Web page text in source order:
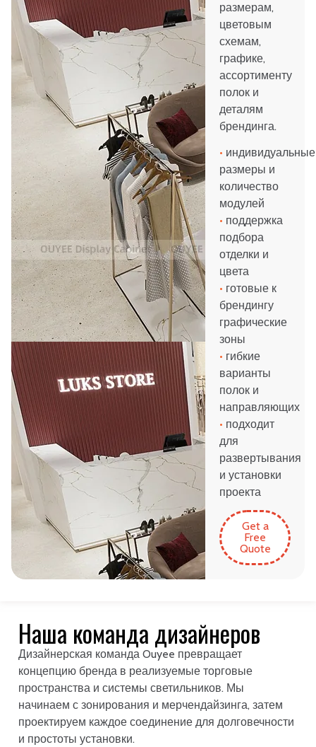
размерам,
цветовым
схемам,
графике,
ассортименту
полок и
деталям
брендинга.
• индивидуальные
размеры и
количество
модулей
• поддержка
подбора
отделки и
цвета
• готовые к
брендингу
графические
зоны
• гибкие
варианты
полок и
направляющих
• подходит
для
развертывания
и установки
проекта
Get a
Free
Quote
Наша команда дизайнеров
Дизайнерская команда Ouyee превращает
концепцию бренда в реализуемые торговые
пространства и системы светильников. Мы
начинаем с зонирования и мерчендайзинга, затем
проектируем каждое соединение для долговечности
и простоты установки.